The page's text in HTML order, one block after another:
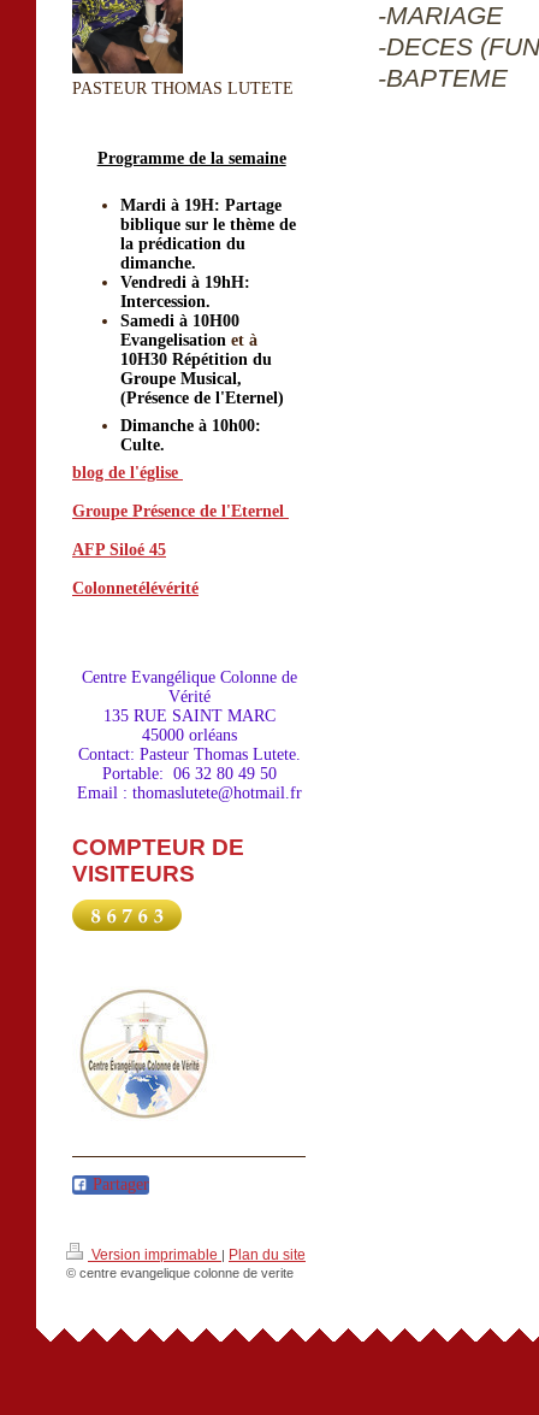
PASTEUR THOMAS LUTETE
Programme de la semaine
Mardi à 19H: Partage
biblique sur le thème de
la prédication du
dimanche.
Vendredi à 19hH:
Intercession.
Samedi à 10H00
Evangelisation et à
10H30 Répétition du
Groupe Musical,
(Présence de l'Eternel)
Dimanche à 10h00:
Culte.
blog de l'église
Groupe Présence de l'Eternel
AFP Siloé 45
Colonnetélévérité
Centre Evangélique Colonne de
Vérité
135 RUE SAINT MARC
45000 orléans
Contact: Pasteur Thomas Lutete.
Portable: 06 32 80 49 50
Email : thomaslutete@hotmail.fr
COMPTEUR DE
VISITEURS
Partager
-MARIAGE
-DECES
-BAPTEME
Version imprimable | Plan du site
© centre evangelique colonne de verite